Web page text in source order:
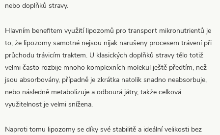
nebo doplňků stravy.
Hlavním benefitem využití lipozomů pro transport mikronutrientů je
to, že lipozomy samotné nejsou nijak narušeny procesem trávení při
průchodu trávicím traktem. U klasických doplňků stravy tělo totiž
velmi často rozbije mnoho komplexních molekul ještě předtím, než
jsou absorbovány, případně je zkrátka natolik snadno neabsorbuje,
nebo následně metabolizuje a odbourá játry, takže celková
využitelnost je velmi snížena.
Naproti tomu lipozomy se díky své stabilitě a ideální velikosti bez